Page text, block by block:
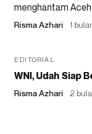
menghantam
Risma Azhari 1
EDITORIAL
WNI, Udah Siap
Risma Azhari 2